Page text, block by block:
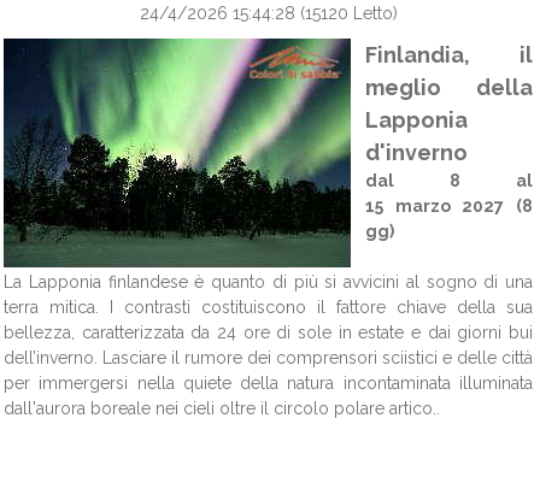
24/4/2026 15:44:28 (15120 Letto)
Finlandia, il
meglio della
Lapponia
d'inverno
dal 8 al
15 marzo 2027 (8
gg)
La Lapponia finlandese è quanto di più si avvicini al sogno di una
terra mitica. I contrasti costituiscono il fattore chiave della sua
bellezza, caratterizzata da 24 ore di sole in estate e dai giorni bui
dell’inverno. Lasciare il rumore dei comprensori sciistici e delle città
per immergersi nella quiete della natura incontaminata illuminata
dall'aurora boreale nei cieli oltre il circolo polare artico..